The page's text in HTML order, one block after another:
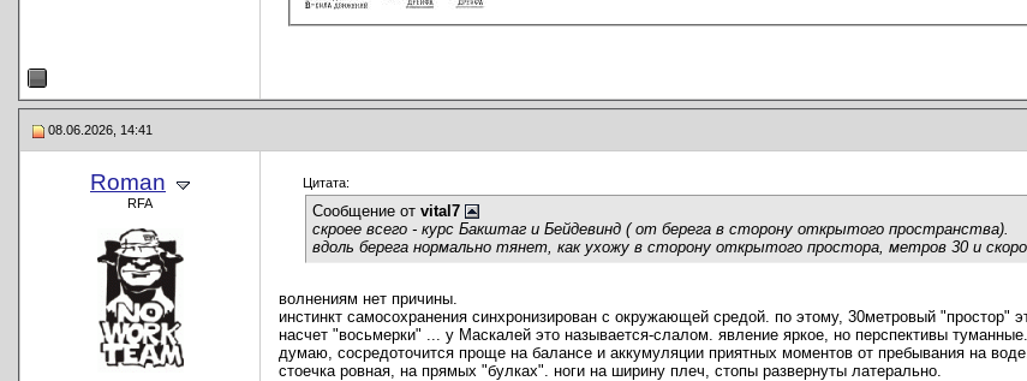
08.06.2026, 14:41
Roman
RFA
Цитата:
Сообщение от vital7
скроее всего - курс Бакштаг и Бейдевинд ( от берега в сторону открытого пространства).
вдоль берега нормально тянет, как ухожу в сторону открытого простора, метров 30 и
волнениям нет причины.
инстинкт самосохранения синхронизирован с окружающей средой. по этому, 30метровый "простор"
насчет "восьмерки" ... у Маскалей это называется-слалом. явление яркое, но перспективы туманные.
думаю, сосредоточится проще на балансе и аккумуляции приятных моментов от пребывания на
стоечка ровная, на прямых "булках". ноги на ширину плеч, стопы развернуты латерально.